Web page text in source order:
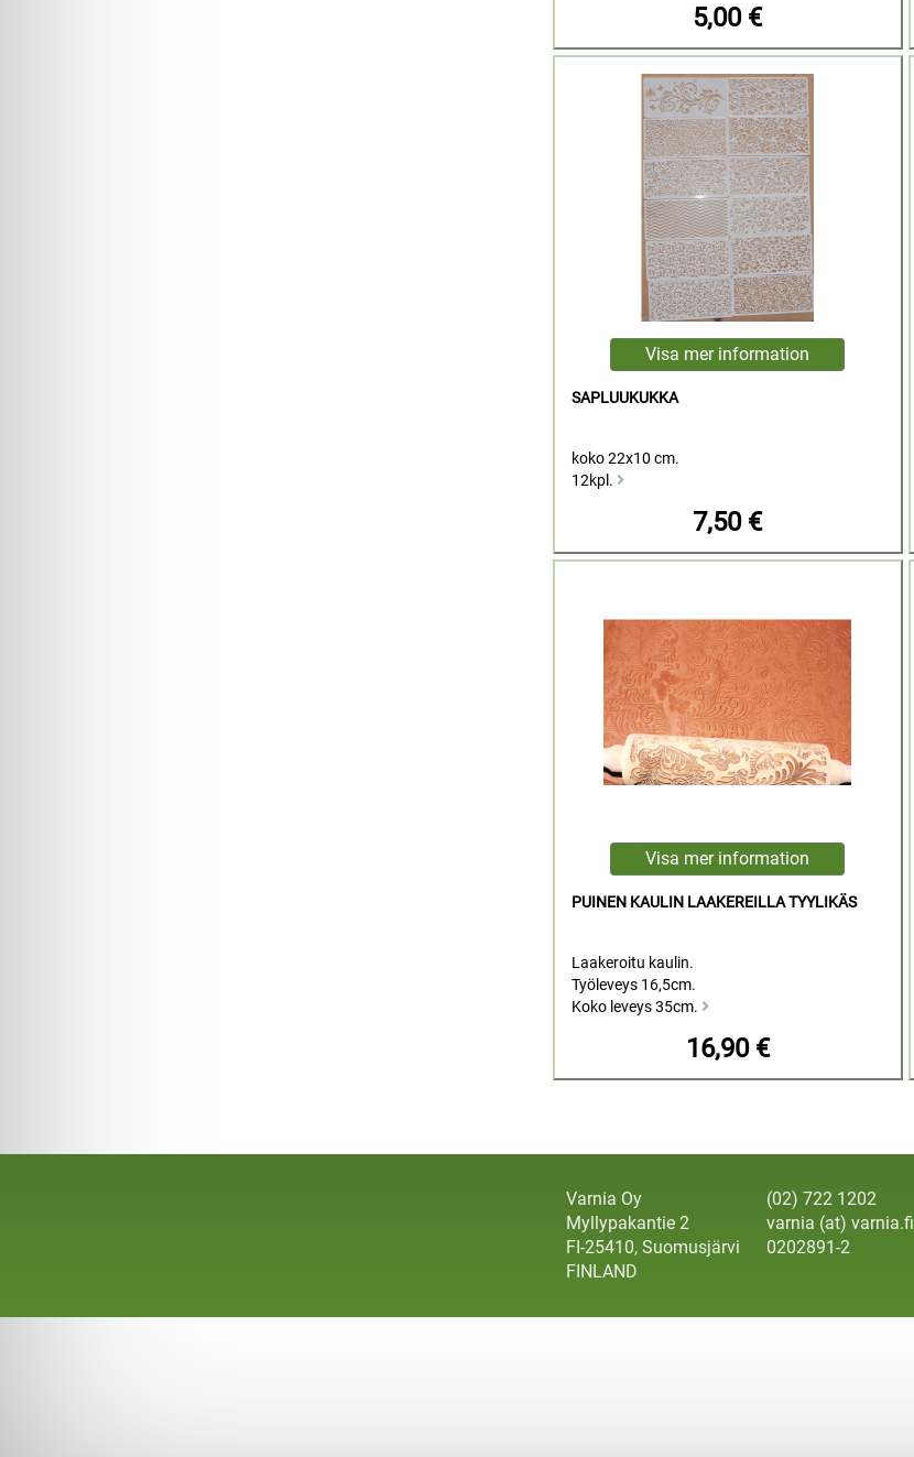
5,00 €
SAPLUUKUKKA
koko 22x10 cm.
12kpl.
7,50 €
PUINEN KAULIN LAAKEREILLA TYYLIKÄS
Laakeroitu kaulin.
Työleveys 16,5cm.
Koko leveys 35cm.
16,90 €
Varnia Oy
Myllypakantie 2
FI-25410, Suomusjärvi
FINLAND
(02) 722 1202
varnia (at) varnia.fi
0202891-2